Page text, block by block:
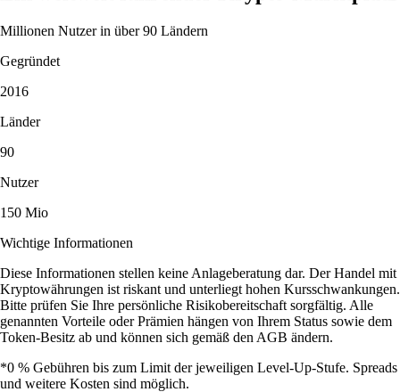
Millionen Nutzer in über 90 Ländern
Gegründet
2016
Länder
90
Nutzer
150 Mio
Wichtige Informationen
Diese Informationen stellen keine Anlageberatung dar. Der Handel mit
Kryptowährungen ist riskant und unterliegt hohen Kursschwankungen.
Bitte prüfen Sie Ihre persönliche Risikobereitschaft sorgfältig. Alle
genannten Vorteile oder Prämien hängen von Ihrem Status sowie dem
Token-Besitz ab und können sich gemäß den AGB ändern.
*0 % Gebühren bis zum Limit der jeweiligen Level-Up-Stufe. Spreads
und weitere Kosten sind möglich.